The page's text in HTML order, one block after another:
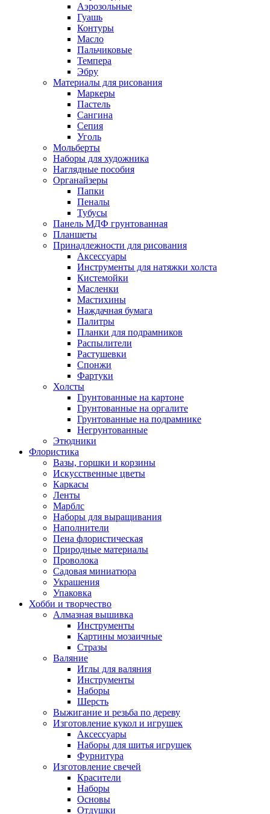
Аэрозольные
Гуашь
Контуры
Масло
Пальчиковые
Темпера
Эбру
Материалы для рисования
Маркеры
Пастель
Сангина
Сепия
Уголь
Мольберты
Наборы для художника
Наглядные пособия
Органайзеры
Папки
Пеналы
Тубусы
Панель МДФ грунтованная
Планшеты
Принадлежности для рисования
Аксессуары
Инструменты для натяжки холста
Кистемойки
Масленки
Мастихины
Наждачная бумага
Палитры
Планки для подрамников
Распылители
Растушевки
Спонжи
Фартуки
Холсты
Грунтованные на картоне
Грунтованные на оргалите
Грунтованные на подрамнике
Негрунтованные
Этюдники
Флористика
Вазы, горшки и корзины
Искусственные цветы
Каркасы
Ленты
Марблс
Наборы для выращивания
Наполнители
Пена флористическая
Природные материалы
Проволока
Садовая миниатюра
Украшения
Упаковка
Хобби и творчество
Алмазная вышивка
Инструменты
Картины мозаичные
Стразы
Валяние
Иглы для валяния
Инструменты
Наборы
Шерсть
Выжигание и резьба по дереву
Изготовление кукол и игрушек
Аксессуары
Наборы для шитья игрушек
Фурнитура
Изготовление свечей
Красители
Наборы
Основы
Отдушки